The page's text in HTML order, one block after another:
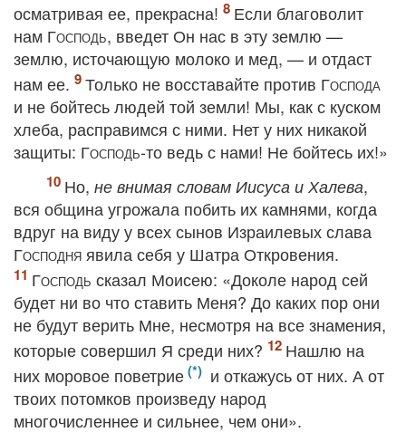
осматривая ее, прекрасна!
Если благоволит
нам Господь, введет Он нас в эту землю —
землю, источающую молоко и мед, — и отдаст
нам ее.
Только не восставайте против Господа
и не бойтесь людей той земли! Мы, как с куском
хлеба, расправимся с ними. Нет у них никакой
защиты: Господь-то ведь с нами! Не бойтесь их!»
Но, не внимая словам Иисуса и Халева,
вся община угрожала побить их камнями, когда
вдруг на виду у всех сынов Израилевых слава
Господня явила себя у Шатра Откровения.
Господь сказал Моисею: «Доколе народ сей
будет ни во что ставить Меня? До каких пор они
не будут верить Мне, несмотря на все знамения,
которые совершил Я среди них?
Нашлю на
них моровое поветрие
и откажусь от них. А от
твоих потомков произведу народ
многочисленнее и сильнее, чем они».